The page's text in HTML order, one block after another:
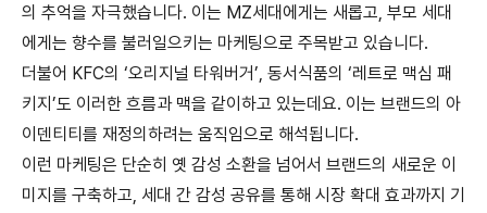
의 추억을 자극했습니다. 이는 MZ세대에게는 새롭고, 부모 세대
에게는 향수를 불러일으키는 마케팅으로 주목받고 있습니 다.
더불어 KFC의 ‘오리지널 타워버거’, 동서식품의 ‘레트로 맥심 패
키지’도 이러한 흐름과 맥을 같이하고 있는데요. 이는 브랜드의 아
이덴티티를 재정의하려는 움직임으로 해석됩니다.
이런 마케팅은 단순히 옛 감성 소환을 넘어서 브랜드의 새로운 이
미지를 구축하고, 세대 간 감성 공유를 통해 시장 확대 효과까지 기